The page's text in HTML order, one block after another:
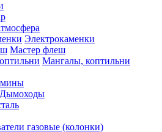
Электрокаменки
Мастер флеш
Мангалы, коптильни
Дымоходы